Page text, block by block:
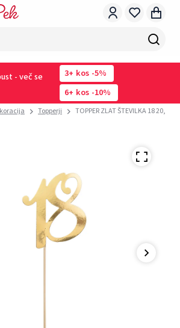
- več se
3 kos -5%
6
kos -10%
Topperji TOPPER ZLAT ŠTEVILKA 18 20,5cm